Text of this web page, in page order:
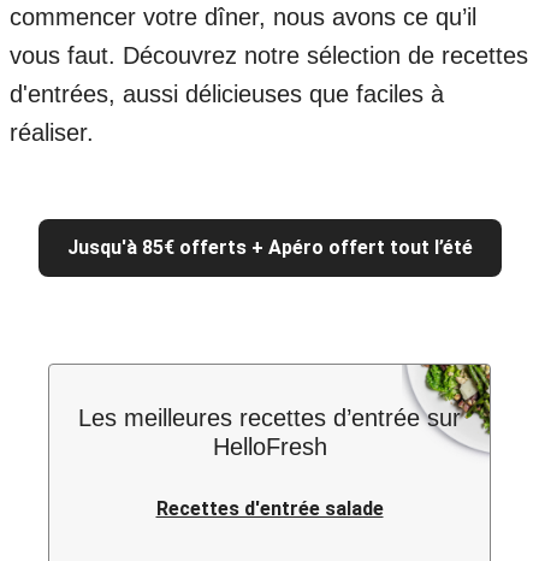
commencer votre dîner, nous avons ce qu’il
vous faut. Découvrez notre sélection de recettes
d'entrées, aussi délicieuses que faciles à
réaliser.
Jusqu'à 85€ offerts + Apéro offert tout l’été
Les meilleures recettes d’entrée sur
HelloFresh
Recettes d'entrée salade